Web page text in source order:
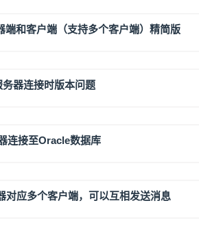
端和客户端（支持多个客户端）精简版
器连接时版本问题
连接至Oracle数据库
对应多个客户端，可以互相发送消息